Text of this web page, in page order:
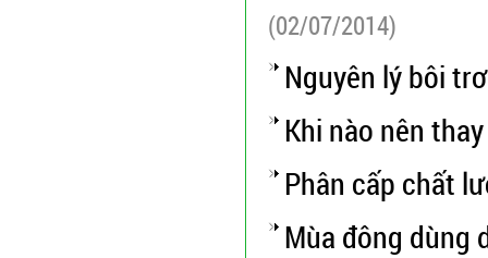
(02/07/2014)
Nguyên lý bôi
Khi nào nên
Phân cấp chất
Mùa đông dùng